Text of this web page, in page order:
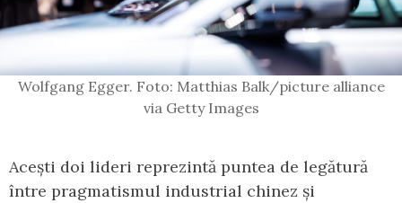
Wolfgang Egger. Foto: Matthias Balk/picture alliance
via Getty Images
Acești doi lideri reprezintă puntea de legătură
între pragmatismul industrial chinez și